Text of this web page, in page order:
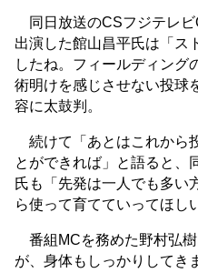
同日放送のCSフジテレビ
出演した館山昌平氏は「ス
したね。フィールディング
術明けを感じさせない投球
容に太鼓判。
続けて「あとはこれから
とができれば」と語ると、
氏も「先発は一人でも多い
ら使って育てていってほし
番組MCを務めた野村弘
が、身体もしっかりしてき